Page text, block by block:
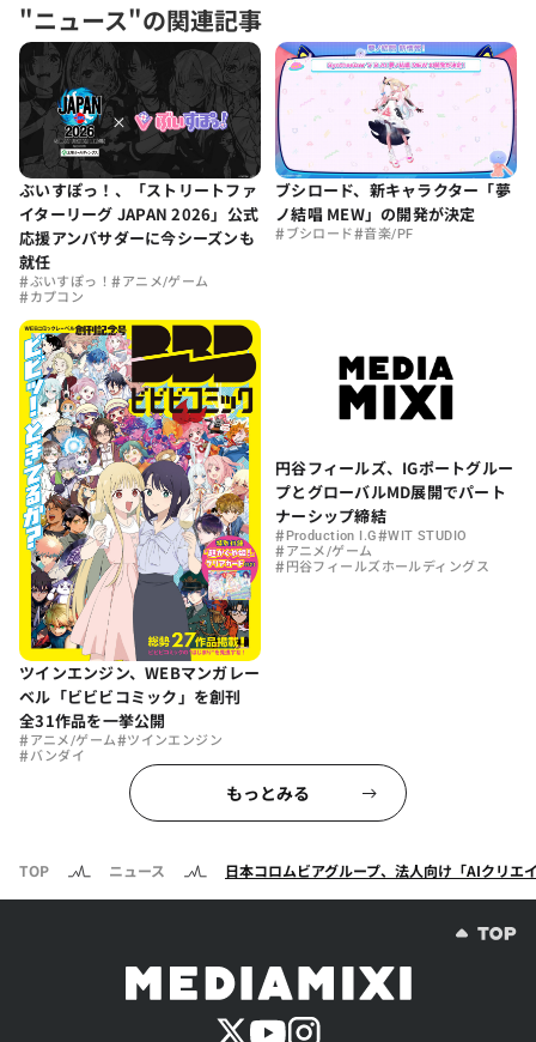
"ニュース"の関連記事
ぶいすぽっ！、「ストリートファ
イターリーグ JAPAN 2026」公式
応援アンバサダーに今シーズンも
就任
#ぶいすぽっ！#アニメ/ゲーム
#カプコン
ブシロード、新キャラクター「夢
ノ結唱 MEW」の開発が決定
#ブシロード#音楽/PF
ツインエンジン、WEBマンガレー
ベル「ビビビコミック」を創刊
全31作品を一挙公開
#アニメ/ゲーム#ツインエンジン
#バンダイ
円谷フィールズ、IGポートグルー
プとグローバルMD展開でパート
ナーシップ締結
#Production I.G#WIT STUDIO
#アニメ/ゲーム
#円谷フィールズホールディングス
もっとみる
TOP ニュース 日本コロムビアグループ、法人向け「AIクリエ